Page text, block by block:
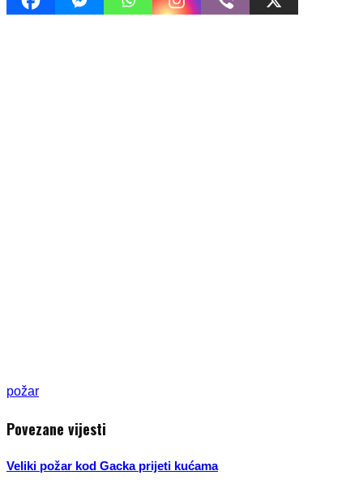
požar
Povezane vijesti
Veliki požar kod Gacka prijeti kućama